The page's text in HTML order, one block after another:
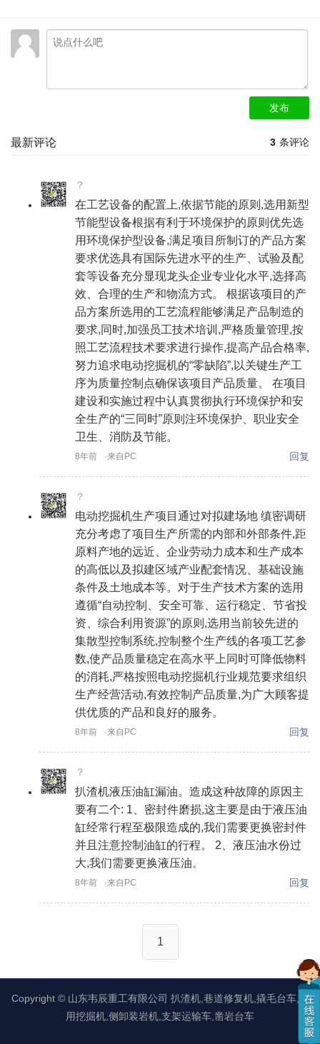
发布
3 条评论
最新评论
？
在工艺设备的配置上,依据节能的原则,选用新型
节能型设备根据有利于环境保护的原则优先选
用环境保护型设备,满足项目所制订的产品方案
要求优选具有国际先进水平的生产、试验及配
套等设备充分显现龙头企业专业化水平,选择高
效、合理的生产和物流方式。 根据该项目的产
品方案所选用的工艺流程能够满足产品制造的
要求,同时,加强员工技术培训,严格质量管理,按
照工艺流程技术要求进行操作,提高产品合格率,
努力追求电动挖掘机的“零缺陷”,以关键生产工
序为质量控制点确保该项目产品质量。 在项目
建设和实施过程中认真贯彻执行环境保护和安
全生产的“三同时”原则注环境保护、职业安全
卫生、消防及节能。
8年前 ·来自PC 回复
？
电动挖掘机生产项目通过对拟建场地 缜密调研
充分考虑了项目生产所需的内部和外部条件,距
原料产地的远近、企业劳动力成本和生产成本
的高低以及拟建区域产业配套情况、基础设施
条件及土地成本等。对于生产技术方案的选用
遵循“自动控制、安全可靠、运行稳定、节省投
资、综合利用资源”的原则,选用当前较先进的
集散型控制系统,控制整个生产线的各项工艺参
数,使产品质量稳定在高水平上同时可降低物料
的消耗,严格按照电动挖掘机行业规范要求组织
生产经营活动,有效控制产品质量,为广大顾客提
供优质的产品和良好的服务。
8年前 ·来自PC 回复
？
扒渣机液压油缸漏油。造成这种故障的原因主
要有二个: 1、密封件磨损,这主要是由于液压油
缸经常行程至极限造成的,我们需要更换密封件
并且注意控制油缸的行程。 2、液压油水份过
大,我们需要更换液压油。
8年前 ·来自PC 回复
1
Copyright © 山东韦辰重工有限公司 扒渣机,巷道修复机,撬毛台车,矿
用挖掘机,侧卸装岩机,支架运输车,凿岩台车